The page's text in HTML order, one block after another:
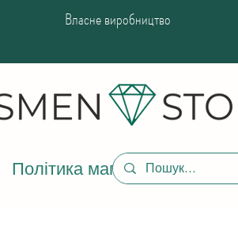
Власне виробництво
Політика магазину